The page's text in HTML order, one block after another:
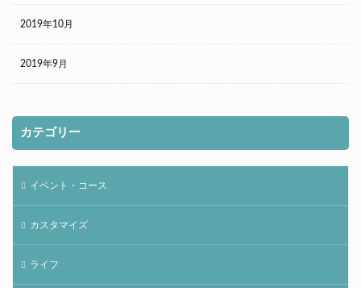
2019年10月
2019年9月
カテゴリー
イベント・コース
カスタマイズ
ライフ